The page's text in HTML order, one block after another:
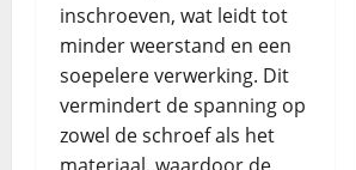
inschroeven, wat leidt tot
minder weerstand en een
soepelere verwerking. Dit
vermindert de spanning op
zowel de schroef als het